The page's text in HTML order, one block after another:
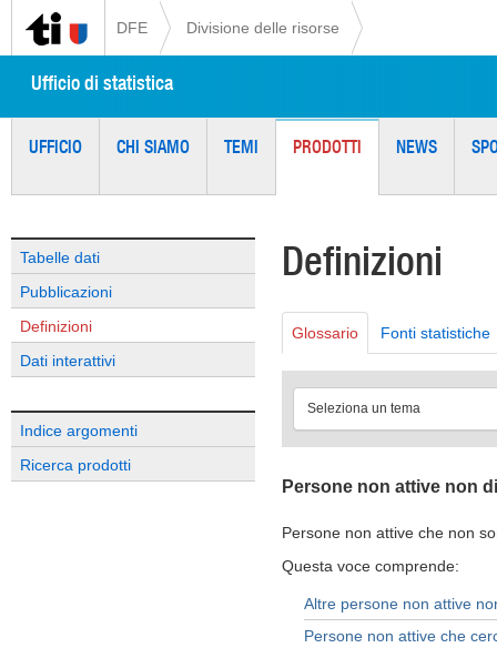
DFE Divisione delle risorse
Ufficio di statistica
UFFICIO CHI SIAMO TEMI PRODOTTI NEWS
Tabelle dati
Pubblicazioni
Definizioni
Dati interattivi
Indice argomenti
Ricerca prodotti
Definizioni
Glossario Fonti statistiche
Seleziona un tema
Persone non attive non
Persone non attive che non
Questa voce comprende:
Altre persone non attive
Persone non attive che